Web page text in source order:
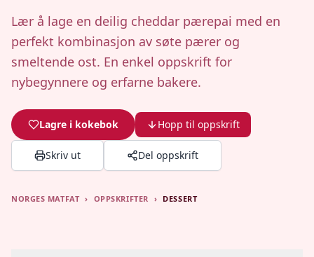
Lær å lage en deilig cheddar pærepai med en
perfekt kombinasjon av søte pærer og
smeltende ost. En enkel oppskrift for
nybegynnere og erfarne bakere.
Lagre i kokebok Hopp til oppskrift
Skriv ut Del oppskrift
NORGES MATFAT › OPPSKRIFTER › DESSERT